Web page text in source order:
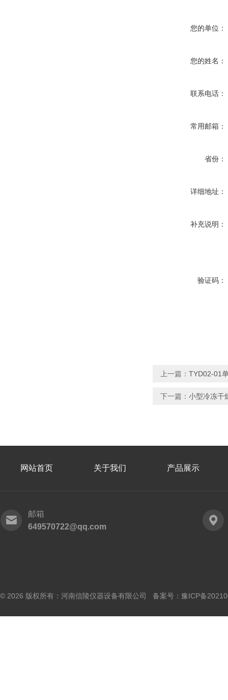
您的单位：
您的姓名：
联系电话：
常用邮箱：
省份：
详细地址：
补充说明：
验证码：
上一篇： TYD02-01
下一篇： 小型冷冻干
网站首页 关于我们 产品展示
邮箱
649570722@qq.com
© 2026 版权所有：河南信陵仪器设备有限公司 备案号： 豫ICP备